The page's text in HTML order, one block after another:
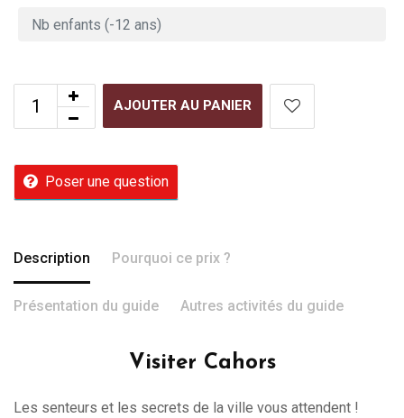
AJOUTER AU PANIER
Poser une question
Description Pourquoi ce prix ?
Présentation du guide Autres activités du guide
Visiter Cahors
Les senteurs et les secrets de la ville vous attendent !